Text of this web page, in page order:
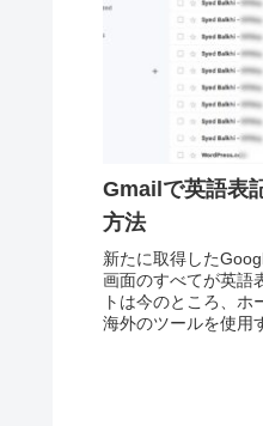
Gmailで英語表
方法
新たに取得した
画面のすべてが英語
トは今のところ、ホ
海外のツールを使用